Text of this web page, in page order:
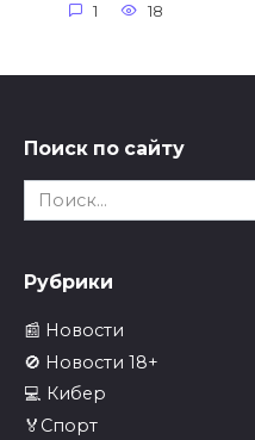
1 18
Поиск по сайту
Search
for:
Рубрики
📰 Новости
🚫 Новости 18+
💻 Кибер
🏅Спорт